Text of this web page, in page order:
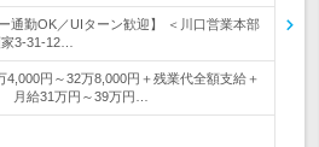
通勤OK／UIターン歓迎】 ＜川口営業本部
3-31-12…
円～32万8,000円＋残業代全額支給＋
給31万円～39万円…